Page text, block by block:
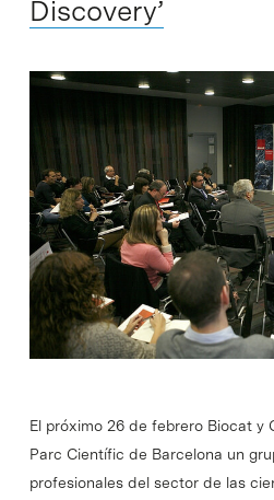
Discovery’
El próximo 26 de febrero Biocat y
Parc Científic de Barcelona un
profesionales del sector de las